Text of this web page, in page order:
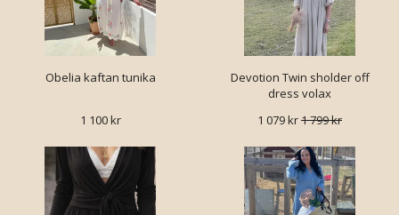
Obelia kaftan tunika
1 100 kr
Devotion Twin sholder off
dress volax
1 079 kr1 799 kr